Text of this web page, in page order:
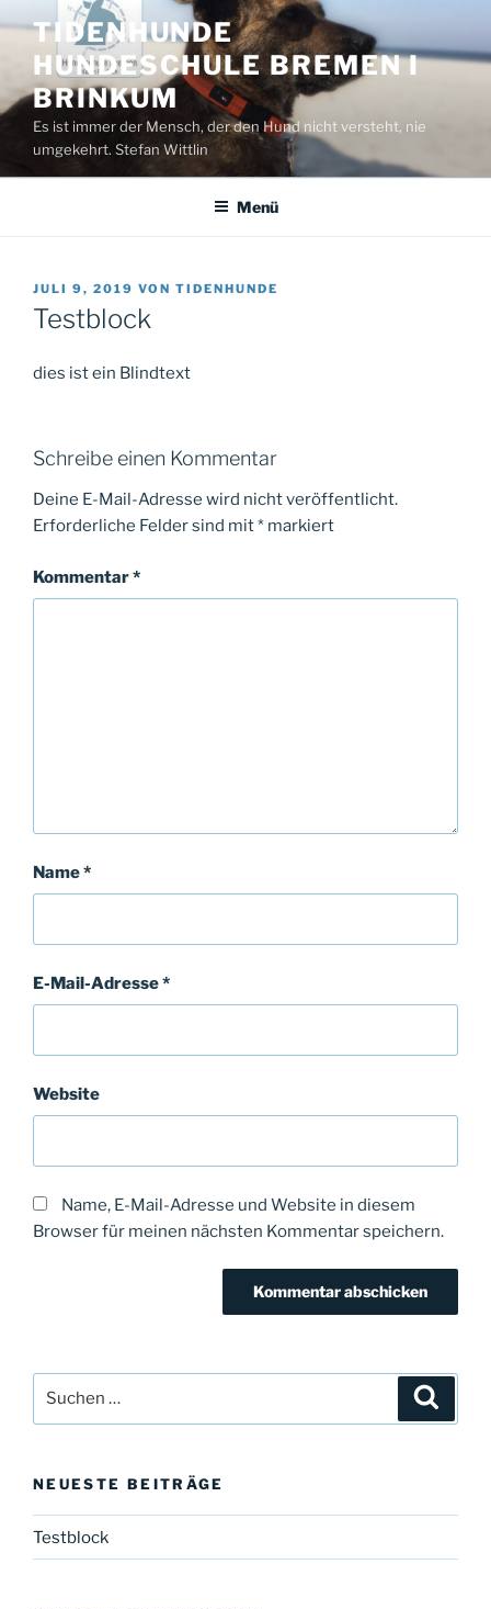
Inhalt
springen
TIDENHUNDE
HUNDESCHULE BREMEN I
BRINKUM
Es ist immer der Mensch, der den Hund nicht versteht, nie
umgekehrt. Stefan Wittlin
Menü
VERÖFFENTLICHT
AM
JULI 9, 2019 VON TIDENHUNDE
Testblock
dies ist ein Blindtext
Schreibe einen Kommentar
Deine E-Mail-Adresse wird nicht veröffentlicht.
Erforderliche Felder sind mit* markiert
Kommentar*
Name*
E-Mail-Adresse*
Website
Name, E-Mail-Adresse und Website in diesem
Browser für meinen nächsten Kommentar speichern.
nach:
NEUESTE BEITRÄGE
Testblock